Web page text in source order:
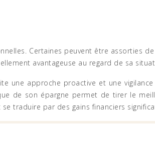
Certaines peuvent être assorties
avantageuse au regard de sa
une approche proactive et une
de son épargne permet de tirer le
traduire par des gains financiers